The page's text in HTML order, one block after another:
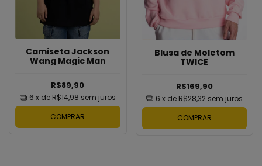
Camiseta Jackson
Wang Magic Man
R$89,90
6 x de R$14,98 sem juros
COMPRAR
Blusa de Moletom
TWICE
R$169,90
6 x de R$28,32 sem juros
COMPRAR